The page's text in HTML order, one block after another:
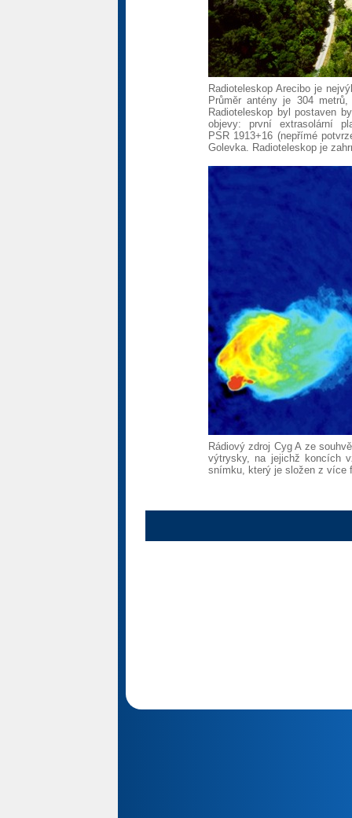
Radioteleskop Arecibo je
Průměr antény je 304
Radioteleskop byl postaven
objevy: první extrasolární
PSR 1913+16 (nepřímé
Golevka. Radioteleskop je
Rádiový zdroj Cyg A ze
výtrysky, na jejichž koncích
snímku, který je složen z více